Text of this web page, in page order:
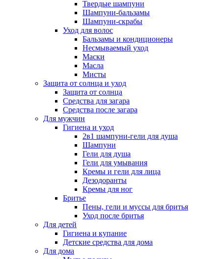
Твердые шампуни
Шампуни-бальзамы
Шампуни-скрабы
Уход для волос
Бальзамы и кондиционеры
Несмываемый уход
Маски
Масла
Мисты
Защита от солнца и уход
Защита от солнца
Средства для загара
Средства после загара
Для мужчин
Гигиена и уход
2в1 шампуни-гели для душа
Шампуни
Гели для душа
Гели для умывания
Кремы и гели для лица
Дезодоранты
Кремы для ног
Бритье
Пены, гели и муссы для бритья
Уход после бритья
Для детей
Гигиена и купание
Детские средства для дома
Для дома